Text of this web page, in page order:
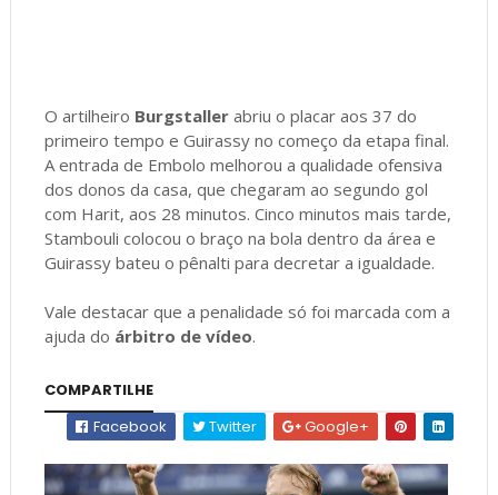
O artilheiro Burgstaller abriu o placar aos 37 do
primeiro tempo e Guirassy no começo da etapa final.
A entrada de Embolo melhorou a qualidade ofensiva
dos donos da casa, que chegaram ao segundo gol
com Harit, aos 28 minutos. Cinco minutos mais tarde,
Stambouli colocou o braço na bola dentro da área e
Guirassy bateu o pênalti para decretar a igualdade.
Vale destacar que a penalidade só foi marcada com a
ajuda do árbitro de vídeo.
COMPARTILHE
Facebook
Twitter Google+